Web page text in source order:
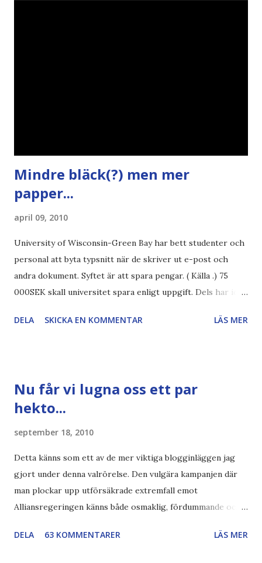
Mindre bläck(?) men mer
papper...
april 09, 2010
University of Wisconsin-Green Bay har bett studenter och
personal att byta typsnitt när de skriver ut e-post och
andra dokument. Syftet är att spara pengar. ( Källa .) 75
000SEK skall universitet spara enligt uppgift. Dels har iofs
"bläck". Dels så undrar jag om de 30% besparingar -
min bloggläsarundersökning Läs även andra bloggares
åsikter om Century Gothic , besparingar , Ecofont ,
DN , Ex
DELA SKICKA EN KOMMENTAR LÄS MER
Nu får vi lugna oss ett par
hekto...
september 18, 2010
Detta känns som ett av de mer viktiga blogginläggen jag
gjort under denna valrörelse. Den vulgära kampanjen där
man plockar upp utförsäkrade extremfall emot
Alliansregeringen känns både osmaklig, fördummande och
Och nej, det handlar absolut inte om att jag negligerar eller
DELA 63 KOMMENTARER LÄS MER